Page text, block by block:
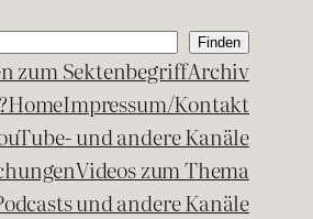
Finden
zum SektenbegriffArchiv
HomeImpressum/Kontakt
und andere Kanäle
Videos zum Thema
und andere Kanäle